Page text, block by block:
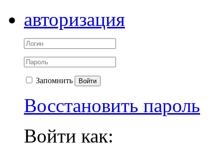
авторизация
Запомнить Войти
Восстановить пароль
Войти как: